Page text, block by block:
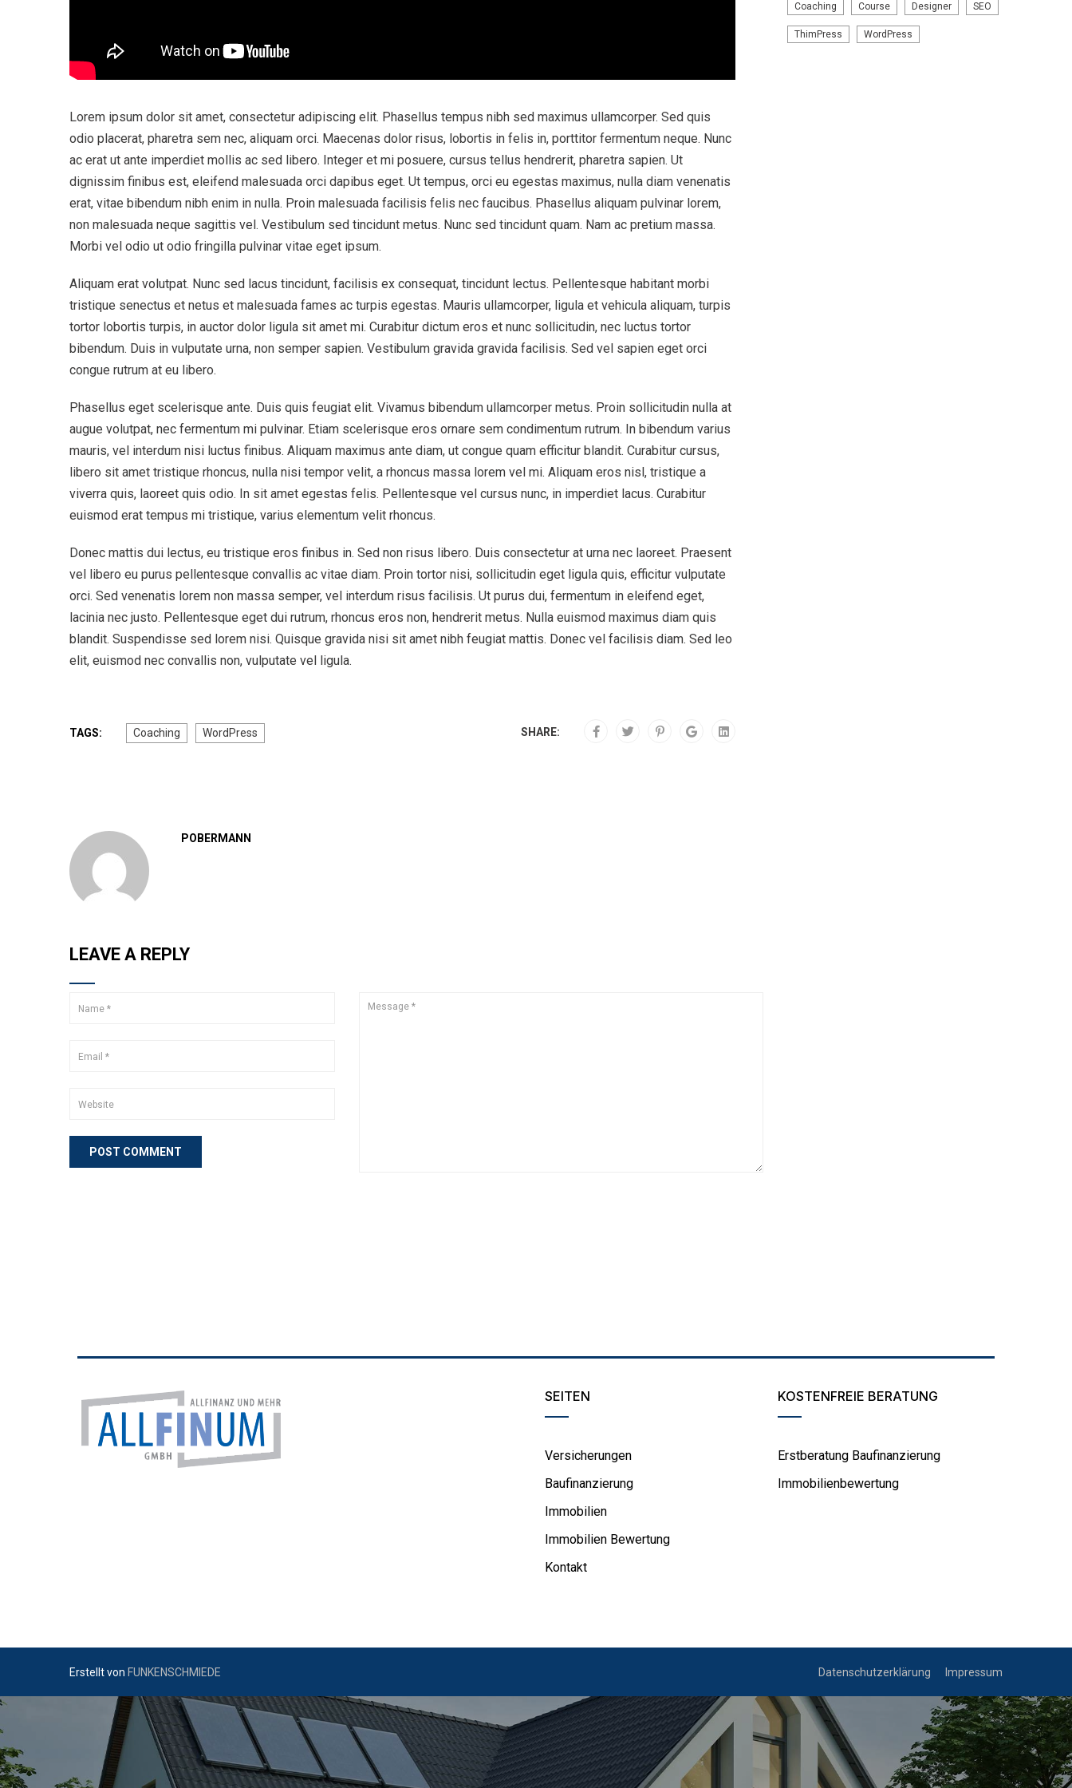
Lorem ipsum dolor sit amet, consectetur adipiscing elit. Phasellus tempus nibh sed maximus ullamcorper. Sed quis
odio placerat, pharetra sem nec, aliquam orci. Maecenas dolor risus, lobortis in felis in, porttitor fermentum neque. Nunc
ac erat ut ante imperdiet mollis ac sed libero. Integer et mi posuere, cursus tellus hendrerit, pharetra sapien. Ut
dignissim finibus est, eleifend malesuada orci dapibus eget. Ut tempus, orci eu egestas maximus, nulla diam venenatis
erat, vitae bibendum nibh enim in nulla. Proin malesuada facilisis felis nec faucibus. Phasellus aliquam pulvinar lorem,
non malesuada neque sagittis vel. Vestibulum sed tincidunt metus. Nunc sed tincidunt quam. Nam ac pretium massa.
Morbi vel odio ut odio fringilla pulvinar vitae eget ipsum.
Aliquam erat volutpat. Nunc sed lacus tincidunt, facilisis ex consequat, tincidunt lectus. Pellentesque habitant morbi
tristique senectus et netus et malesuada fames ac turpis egestas. Mauris ullamcorper, ligula et vehicula aliquam, turpis
tortor lobortis turpis, in auctor dolor ligula sit amet mi. Curabitur dictum eros et nunc sollicitudin, nec luctus tortor
bibendum. Duis in vulputate urna, non semper sapien. Vestibulum gravida gravida facilisis. Sed vel sapien eget orci
congue rutrum at eu libero.
Phasellus eget scelerisque ante. Duis quis feugiat elit. Vivamus bibendum ullamcorper metus. Proin sollicitudin nulla at
augue volutpat, nec fermentum mi pulvinar. Etiam scelerisque eros ornare sem condimentum rutrum. In bibendum varius
mauris, vel interdum nisi luctus finibus. Aliquam maximus ante diam, ut congue quam efficitur blandit. Curabitur cursus,
libero sit amet tristique rhoncus, nulla nisi tempor velit, a rhoncus massa lorem vel mi. Aliquam eros nisl, tristique a
viverra quis, laoreet quis odio. In sit amet egestas felis. Pellentesque vel cursus nunc, in imperdiet lacus. Curabitur
euismod erat tempus mi tristique, varius elementum velit rhoncus.
Donec mattis dui lectus, eu tristique eros finibus in. Sed non risus libero. Duis consectetur at urna nec laoreet. Praesent
vel libero eu purus pellentesque convallis ac vitae diam. Proin tortor nisi, sollicitudin eget ligula quis, efficitur vulputate
orci. Sed venenatis lorem non massa semper, vel interdum risus facilisis. Ut purus dui, fermentum in eleifend eget,
lacinia nec justo. Pellentesque eget dui rutrum, rhoncus eros non, hendrerit metus. Nulla euismod maximus diam quis
blandit. Suspendisse sed lorem nisi. Quisque gravida nisi sit amet nibh feugiat mattis. Donec vel facilisis diam. Sed leo
elit, euismod nec convallis non, vulputate vel ligula.
TAGS: Coaching WordPress SHARE:
POBERMANN
LEAVE A REPLY
Coaching Course Designer SEO
ThimPress WordPress
SEITEN
Versicherungen
Baufinanzierung
Immobilien
Immobilien Bewertung
Kontakt
KOSTENFREIE BERATUNG
Erstberatung Baufinanzierung
Immobilienbewertung
Erstellt von FUNKENSCHMIEDE Datenschutzerklärung Impressum